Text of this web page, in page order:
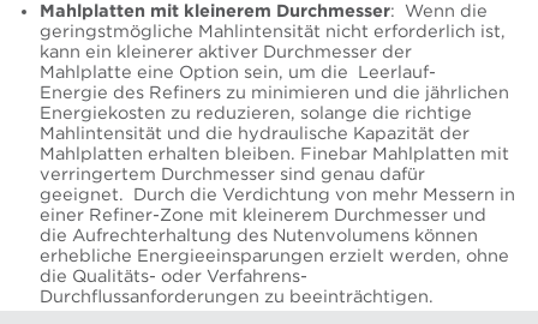
Mahlplatten mit kleinerem Durchmesser: Wenn die
geringstmögliche Mahlintensität nicht erforderlich ist,
kann ein kleinerer aktiver Durchmesser der
Mahlplatte eine Option sein, um die Leerlauf-
Energie des Refiners zu minimieren und die jährlichen
Energiekosten zu reduzieren, solange die richtige
Mahlintensität und die hydraulische Kapazität der
Mahlplatten erhalten bleiben. Finebar Mahlplatten mit
verringertem Durchmesser sind genau dafür
geeignet. Durch die Verdichtung von mehr Messern in
einer Refiner-Zone mit kleinerem Durchmesser und
die Aufrechterhaltung des Nutenvolumens können
erhebliche Energieeinsparungen erzielt werden, ohne
die Qualitäts- oder Verfahrens-
Durchflussanforderungen zu beeinträchtigen.